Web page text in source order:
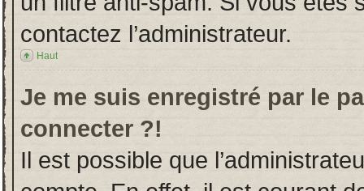
contactez l’administrateur.
Haut
Je me suis enregistré par le
connecter ?!
Il est possible que